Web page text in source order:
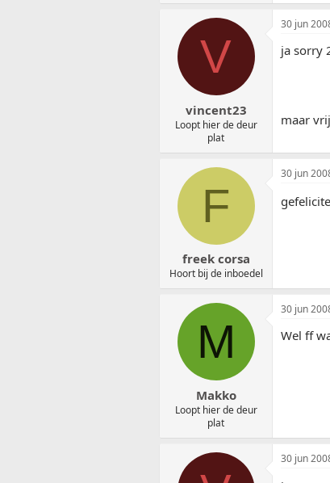
V
vincent23
Loopt hier de deur
plat
30 jun
ja sorry
maar
F
freek corsa
Hoort bij de inboedel
30 jun
M
Makko
Loopt hier de deur
plat
30 jun
Wel ff
30 jun